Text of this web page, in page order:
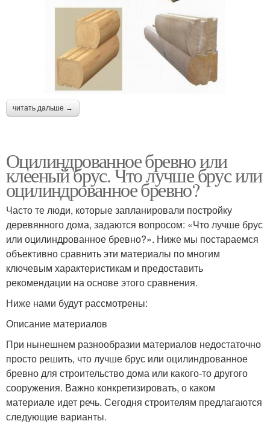
читать дальше →
Оцилиндрованное бревно или
клееный брус. Что лучше брус или
оцилиндрованное бревно?
Часто те люди, которые запланировали постройку
деревянного дома, задаются вопросом: «Что лучше брус
или оцилиндрованное бревно?». Ниже мы постараемся
объективно сравнить эти материалы по многим
ключевым характеристикам и предоставить
рекомендации на основе этого сравнения.
Ниже нами будут рассмотрены:
Описание материалов
При нынешнем разнообразии материалов недостаточно
просто решить, что лучше брус или оцилиндрованное
бревно для строительство дома или какого-то другого
сооружения. Важно конкретизировать, о каком
материале идет речь. Сегодня строителям предлагаются
следующие варианты.